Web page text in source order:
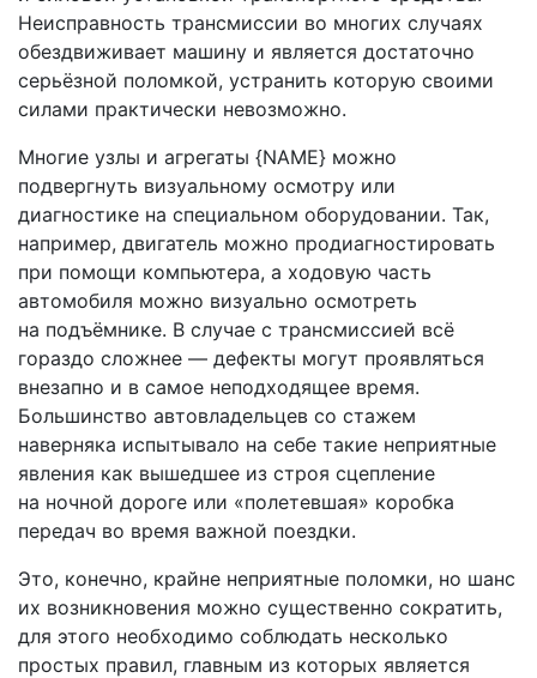
Неисправность трансмиссии во многих случаях
обездвиживает машину и является достаточно
серьёзной поломкой, устранить которую своими
силами практически невозможно.
Многие узлы и агрегаты {NAME} можно
подвергнуть визуальному осмотру или
диагностике на специальном оборудовании. Так,
например, двигатель можно продиагностировать
при помощи компьютера, а ходовую часть
автомобиля можно визуально осмотреть
на подъёмнике. В случае с трансмиссией всё
гораздо сложнее — дефекты могут проявляться
внезапно и в самое неподходящее время.
Большинство автовладельцев со стажем
наверняка испытывало на себе такие неприятные
явления как вышедшее из строя сцепление
на ночной дороге или «полетевшая» коробка
передач во время важной поездки.
Это, конечно, крайне неприятные поломки, но шанс
их возникновения можно существенно сократить,
для этого необходимо соблюдать несколько
простых правил, главным из которых является